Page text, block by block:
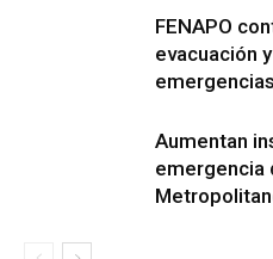
FENAPO
evacuación
emergencias
Aumentan
emergencia